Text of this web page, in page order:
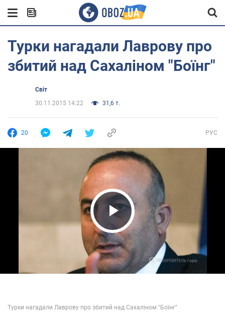
Турки нагадали Лаврову про
збитий над Сахаліном "Боїнг"
Світ
30.11.2015 14:22
31,6 т.
20 РУС
Play Video